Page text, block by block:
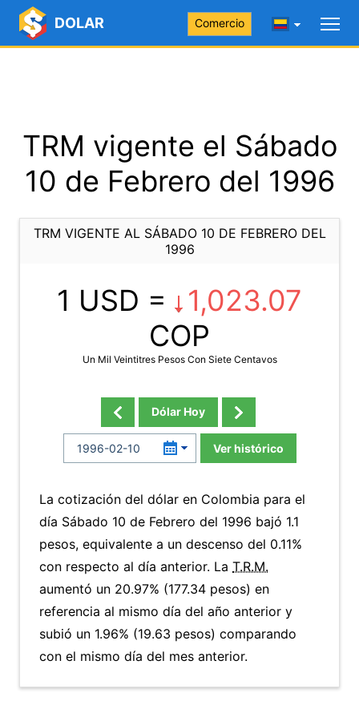
DOLAR Comercio
TRM vigente el Sábado
10 de Febrero del 1996
TRM VIGENTE AL SÁBADO 10 DE FEBRERO DEL
1996
1 USD =
1,023.07
COP
Un Mil Veintitres Pesos Con Siete Centavos
Dólar Hoy
Ver histórico
La cotización del dólar en Colombia para el
día Sábado 10 de Febrero del 1996 bajó 1.1
pesos, equivalente a un descenso del 0.11%
con respecto al día anterior. La T.R.M.
aumentó un 20.97% (177.34 pesos) en
referencia al mismo día del año anterior y
subió un 1.96% (19.63 pesos) comparando
con el mismo día del mes anterior.